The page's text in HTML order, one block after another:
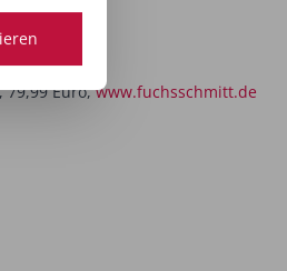
79,99 Euro,www.fuchsschmitt.de